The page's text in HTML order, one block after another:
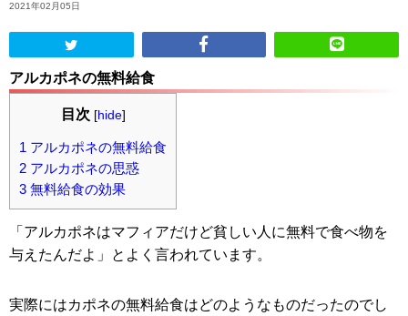
当店の紹介
オンラインストア
お問い合わせ
2021年02月05日
アルカポネの無料給食
目次 [hide]
1 アルカポネの無料給食
2 アルカポネの思惑
3 無料給食の効果
「アルカポネはマフィアだけど貧しい人に無料で食べ物を
与えたんだよ」とよく言われています。
実際にはカポネの無料給食はどのようなものだったのでし